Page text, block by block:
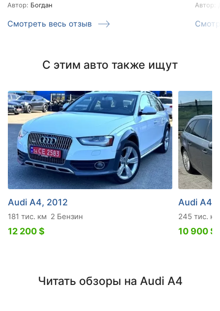
Автор: Богдан
Смотреть весь отзыв
Автор:
С этим авто также ищут
Audi A4, 2012
181 тис. км 2 Бензин
12 200 $
Audi A4,
245 тис. км
10 900 $
Читать обзоры на Audi A4